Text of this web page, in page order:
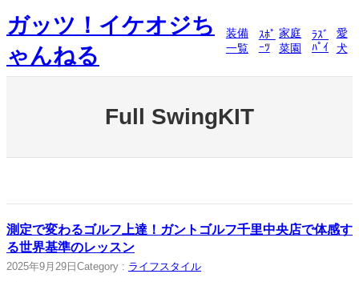
容
ス
キ
ガッツ！イケオジち
ゃんねる
装備
一覧
ｽﾎﾟ
ｰﾂ
家庭
菜園
ﾗｽﾞ
ﾊﾟｲ
愛
犬
Full SwingKIT
測定で変わるゴルフ上達！ガントゴルフ千里中央店で体感す
る世界基準のレッスン
2025年9月29日 Category : ライフスタイル